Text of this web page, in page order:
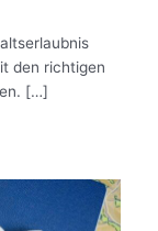
den richtigen
[…]